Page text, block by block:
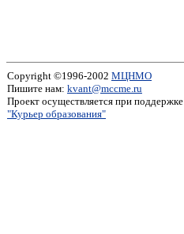
Copyright ©1996-2002 МЦНМО
Пишите нам: kvant@mccme.ru
Проект осуществляется при поддержке
"Курьер образования"